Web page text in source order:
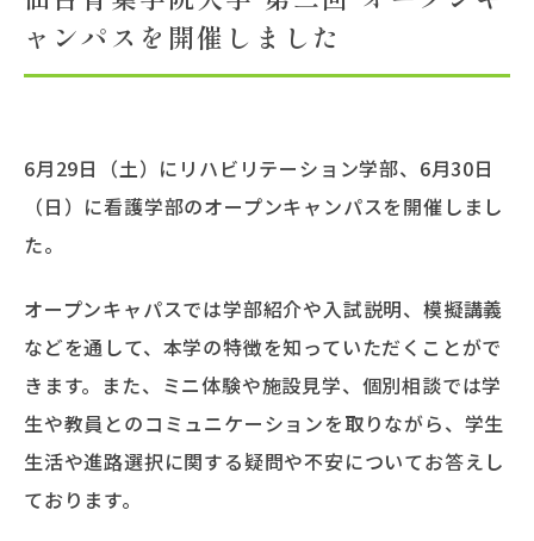
大学概要
ャンパスを開催しました
6月29日（土）にリハビリテーション学部、6月30日
（日）に看護学部のオープンキャンパスを開催しまし
た。
オープンキャパスでは学部紹介や入試説明、模擬講義
などを通して、本学の特徴を知っていただくことがで
きます。また、ミニ体験や施設見学、個別相談では学
生や教員とのコミュニケーションを取りながら、学生
生活や進路選択に関する疑問や不安についてお答えし
ております。